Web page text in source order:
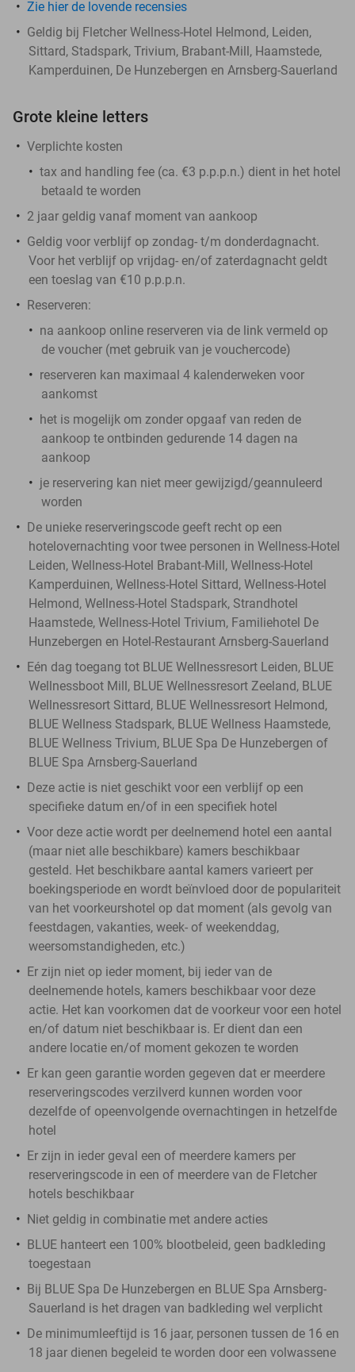
Zie hier de lovende recensies
Geldig bij Fletcher Wellness-Hotel Helmond, Leiden,
Sittard, Stadspark, Trivium, Brabant-Mill, Haamstede,
Kamperduinen, De Hunzebergen en Arnsberg-Sauerland
Grote kleine letters
Verplichte kosten
tax and handling fee (ca. €3 p.p.p.n.) dient in het hotel
betaald te worden
2 jaar geldig vanaf moment van aankoop
Geldig voor verblijf op zondag- t/m donderdagnacht.
Voor het verblijf op vrijdag- en/of zaterdagnacht geldt
een toeslag van €10 p.p.p.n.
Reserveren:
na aankoop online reserveren via de link vermeld op
de voucher (met gebruik van je vouchercode)
reserveren kan maximaal 4 kalenderweken voor
aankomst
het is mogelijk om zonder opgaaf van reden de
aankoop te ontbinden gedurende 14 dagen na
aankoop
je reservering kan niet meer gewijzigd/geannuleerd
worden
De unieke reserveringscode geeft recht op een
hotelovernachting voor twee personen in Wellness-Hotel
Leiden, Wellness-Hotel Brabant-Mill, Wellness-Hotel
Kamperduinen, Wellness-Hotel Sittard, Wellness-Hotel
Helmond, Wellness-Hotel Stadspark, Strandhotel
Haamstede, Wellness-Hotel Trivium, Familiehotel De
Hunzebergen en Hotel-Restaurant Arnsberg-Sauerland
Eén dag toegang tot BLUE Wellnessresort Leiden, BLUE
Wellnessboot Mill, BLUE Wellnessresort Zeeland, BLUE
Wellnessresort Sittard, BLUE Wellnessresort Helmond,
BLUE Wellness Stadspark, BLUE Wellness Haamstede,
BLUE Wellness Trivium, BLUE Spa De Hunzebergen of
BLUE Spa Arnsberg-Sauerland
Deze actie is niet geschikt voor een verblijf op een
specifieke datum en/of in een specifiek hotel
Voor deze actie wordt per deelnemend hotel een aantal
(maar niet alle beschikbare) kamers beschikbaar
gesteld. Het beschikbare aantal kamers varieert per
boekingsperiode en wordt beïnvloed door de populariteit
van het voorkeurshotel op dat moment (als gevolg van
feestdagen, vakanties, week- of weekenddag,
weersomstandigheden, etc.)
Er zijn niet op ieder moment, bij ieder van de
deelnemende hotels, kamers beschikbaar voor deze
actie. Het kan voorkomen dat de voorkeur voor een hotel
en/of datum niet beschikbaar is. Er dient dan een
andere locatie en/of moment gekozen te worden
Er kan geen garantie worden gegeven dat er meerdere
reserveringscodes verzilverd kunnen worden voor
dezelfde of opeenvolgende overnachtingen in hetzelfde
hotel
Er zijn in ieder geval een of meerdere kamers per
reserveringscode in een of meerdere van de Fletcher
hotels beschikbaar
Niet geldig in combinatie met andere acties
BLUE hanteert een 100% blootbeleid, geen badkleding
toegestaan
Bij BLUE Spa De Hunzebergen en BLUE Spa Arnsberg-
Sauerland is het dragen van badkleding wel verplicht
De minimumleeftijd is 16 jaar, personen tussen de 16 en
18 jaar dienen begeleid te worden door een volwassene